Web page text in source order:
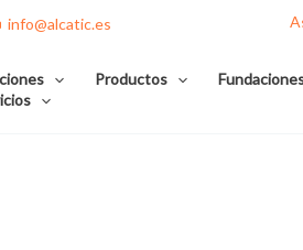
info@alcatic.es
Productos